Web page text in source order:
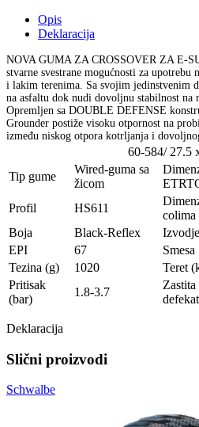
Opis
Deklaracija
NOVA GUMA ZA CROSSOVER ZA E-
stvarne svestrane mogućnosti za
i lakim terenima. Sa svojim jedinstvenim
na asfaltu dok nudi dovoljnu stabilnost na
Opremljen sa DOUBLE DEFENSE
Grounder postiže visoku otpornost na
između niskog otpora kotrljanja i
60-584/ 27.5
Tip gume
Wired-guma sa
žicom
Profil HS611
colima
Boja
Black-Reflex
EPI
67 Smesa
Tezina (g)
1020 Teret
Pritisak
(bar)
1.8-3.7
Zastita
Deklaracija
Slični proizvodi
Schwalbe